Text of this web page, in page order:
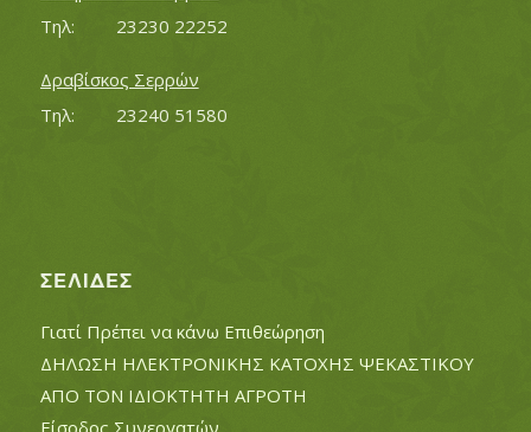
Τηλ:		23230 22252
Δραβίσκος Σερρών
Τηλ:		23240 51580
ΣΕΛΊΔΕΣ
Γιατί Πρέπει να κάνω Επιθεώρηση
ΔΗΛΩΣΗ ΗΛΕΚΤΡΟΝΙΚΗΣ ΚΑΤΟΧΗΣ ΨΕΚΑΣΤΙΚΟΥ
ΑΠΟ ΤΟΝ ΙΔΙΟΚΤΗΤΗ ΑΓΡΟΤΗ